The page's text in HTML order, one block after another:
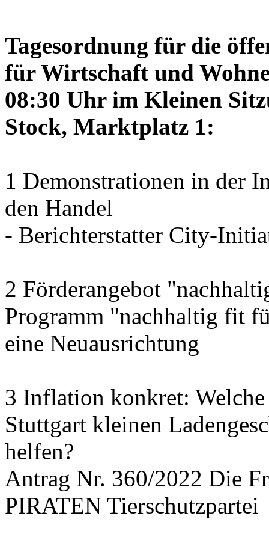
Tagesordnung für die
für Wirtschaft und
08:30 Uhr im Kleinen
Stock, Marktplatz 1:
1 Demonstrationen in der
den Handel
- Berichterstatter City-
2 Förderangebot
Programm "nachhaltig fit
eine Neuausrichtung
3 Inflation konkret:
Stuttgart kleinen
helfen?
Antrag Nr. 360/2022 Die
PIRATEN Tierschutzpartei